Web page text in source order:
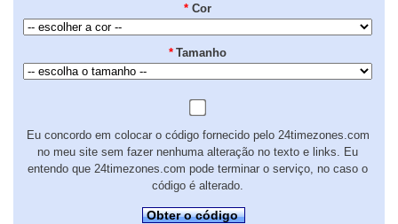
* Cor
* Tamanho
Eu concordo em colocar o código fornecido pelo 24timezones.com
no meu site sem fazer nenhuma alteração no texto e links. Eu
entendo que 24timezones.com pode terminar o serviço, no caso o
código é alterado.
Obter o código